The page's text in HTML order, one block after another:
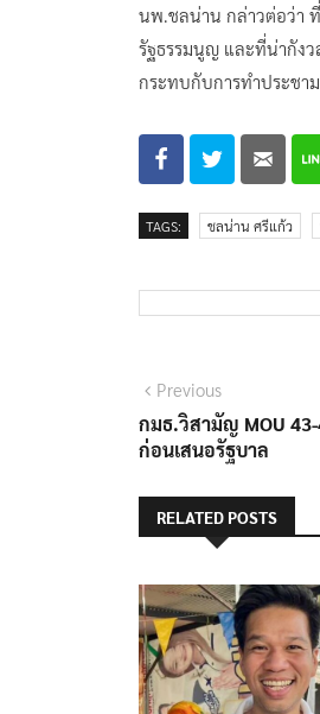
นพ.ชลน่าน กล่าวต่อว่า
รัฐธรรมนูญ และที่น่ากังว
กระทบกับการทำประชา
TAGS: ชลน่าน ศรีแก้ว
แนะแนว
เรื่อง
PreviousPrevious
post:
กมธ.วิสามัญ MOU
ก่อนเสนอรัฐบาล
RELATED POSTS